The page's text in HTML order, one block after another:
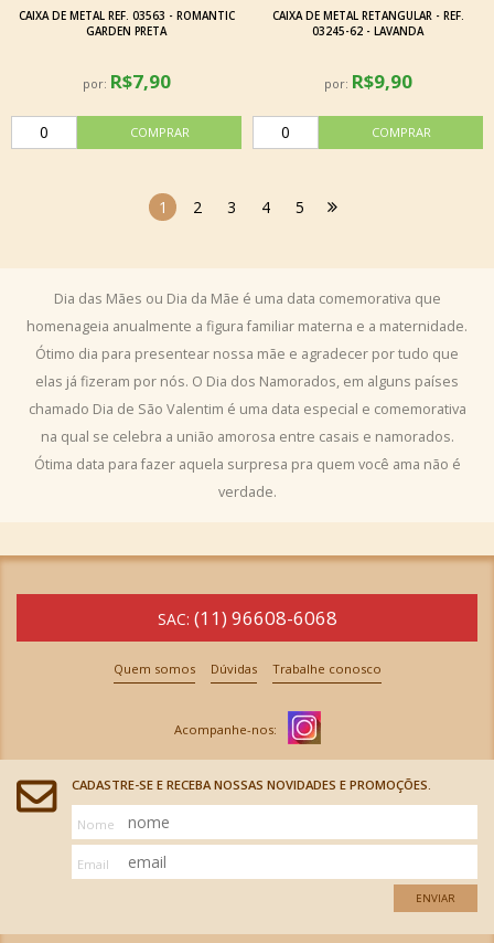
CAIXA DE METAL REF. 03563 - ROMANTIC
GARDEN PRETA
por: R$7,90
CAIXA DE METAL RETANGULAR - REF.
03245-62 - LAVANDA
por: R$9,90
1 2 3 4 5
Dia das Mães ou Dia da Mãe é uma data comemorativa que
homenageia anualmente a figura familiar materna e a maternidade.
Ótimo dia para presentear nossa mãe e agradecer por tudo que
elas já fizeram por nós. O Dia dos Namorados, em alguns países
chamado Dia de São Valentim é uma data especial e comemorativa
na qual se celebra a união amorosa entre casais e namorados.
Ótima data para fazer aquela surpresa pra quem você ama não é
verdade.
SAC: (11) 96608-6068
Quem somos Dúvidas Trabalhe conosco
CADASTRE-SE E RECEBA NOSSAS NOVIDADES E PROMOÇÕES.
Nome
Email
ENVIAR